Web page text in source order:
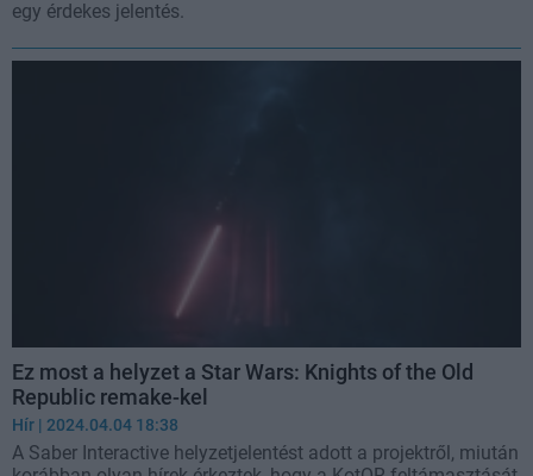
egy érdekes jelentés.
Ez most a helyzet a Star Wars: Knights of the Old
Republic remake-kel
Hír | 2024.04.04 18:38
A Saber Interactive helyzetjelentést adott a projektről, miután